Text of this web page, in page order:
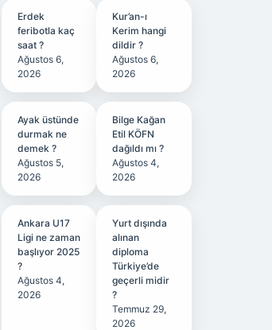
Erdek
feribotla kaç
saat ?
Ağustos 6,
2026
Kur’an-ı
Kerim hangi
dildir ?
Ağustos 6,
2026
Ayak üstünde
durmak ne
demek ?
Ağustos 5,
2026
Bilge Kağan
Etil KÖFN
dağıldı mı ?
Ağustos 4,
2026
Ankara U17
Ligi ne zaman
başlıyor 2025
?
Ağustos 4,
2026
Yurt dışında
alınan
diploma
Türkiye’de
geçerli midir
?
Temmuz 29,
2026